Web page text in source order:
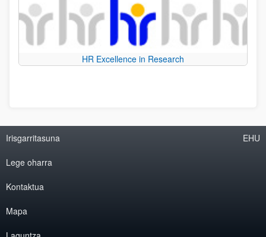
HR Excellence in Research
Irisgarritasuna
Lege oharra
Kontaktua
Mapa
EHU